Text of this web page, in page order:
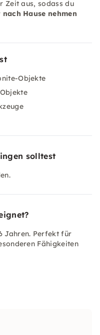
Zeit aus, sodass du
Hause nehmen
Objekte
solltest
Jahren. Perfekt für
Fähigkeiten